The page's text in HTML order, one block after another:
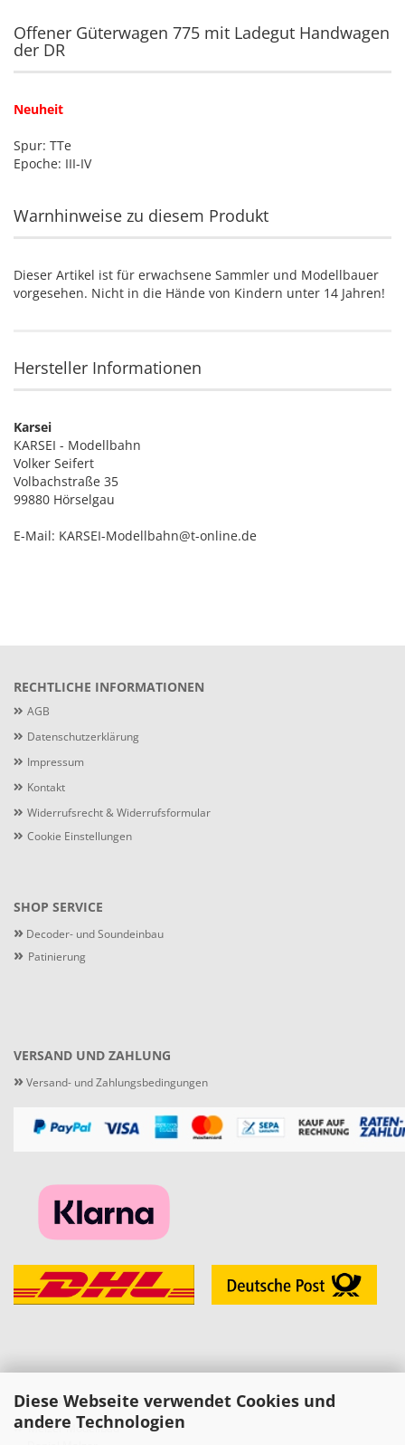
Diese Webseite verwendet Cookies und
andere Technologien
Offener Güterwagen 775 mit Ladegut Handwagen
der DR
Neuheit
Spur: TTe
Epoche: III-IV
Warnhinweise zu diesem Produkt
Dieser Artikel ist für erwachsene Sammler und Modellbauer
vorgesehen. Nicht in die Hände von Kindern unter 14 Jahren!
Hersteller Informationen
Karsei
KARSEI - Modellbahn
Volker Seifert
Volbachstraße 35
99880 Hörselgau
E-Mail: KARSEI-Modellbahn@t-online.de
RECHTLICHE INFORMATIONEN
AGB
Datenschutzerklärung
Impressum
Kontakt
Widerrufsrecht & Widerrufsformular
Cookie Einstellungen
SHOP SERVICE
» Decoder- und Soundeinbau
» Patinierung
VERSAND UND ZAHLUNG
» Versand- und Zahlungsbedingungen
KONTAKT
» Melzer Modellbau